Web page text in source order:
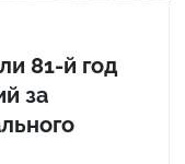
81-й год
за